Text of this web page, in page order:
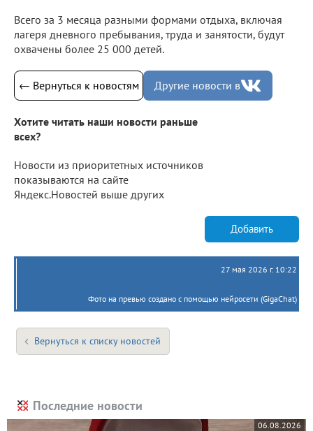
Всего за 3 месяца разными формами отдыха, включая
лагеря дневного пребывания, труда и занятости, будут
охвачены более 25 000 детей.
← Вернуться к новостям Другие новости в
Хотите читать наши новости раньше
всех?
Новости из приоритетных источников
показываются на сайте
Яндекс.Новостей выше других
Добавить
27 мая 2026 г. 10:22
Фото на превью создано с помощью нейросети (GigaChat)
Вернуться к списку новостей
Последние новости
06.08.2026